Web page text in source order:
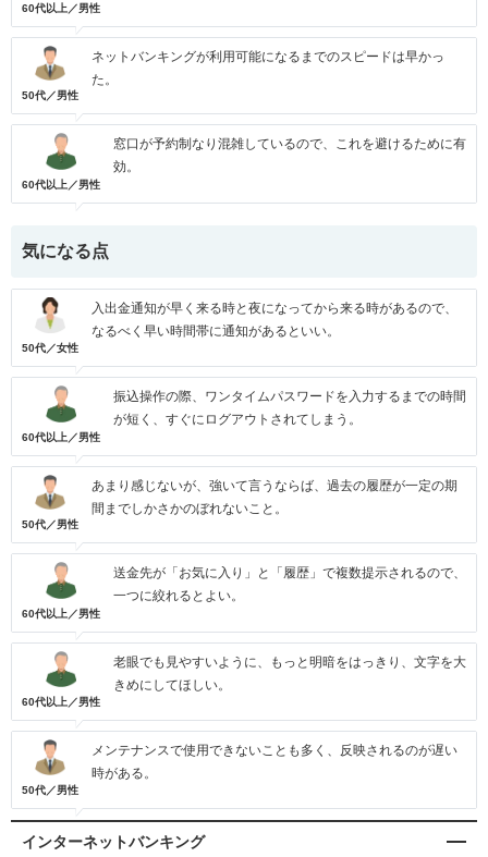
60代以上／男性
50代／男性
ネットバンキングが利用可能になるまでのスピードは早かっ
た。
60代以上／男性
窓口が予約制なり混雑しているので、これを避けるために有
効。
気になる点
50代／女性
入出金通知が早く来る時と夜になってから来る時があるので、
なるべく早い時間帯に通知があるといい。
60代以上／男性
振込操作の際、ワンタイムパスワードを入力するまでの時間
が短く、すぐにログアウトされてしまう。
50代／男性
あまり感じないが、強いて言うならば、過去の履歴が一定の期
間までしかさかのぼれないこと。
60代以上／男性
送金先が「お気に入り」と「履歴」で複数提示されるので、
一つに絞れるとよい。
60代以上／男性
老眼でも見やすいように、もっと明暗をはっきり、文字を大
きめにしてほしい。
50代／男性
メンテナンスで使用できないことも多く、反映されるのが遅い
時がある。
インターネットバンキング